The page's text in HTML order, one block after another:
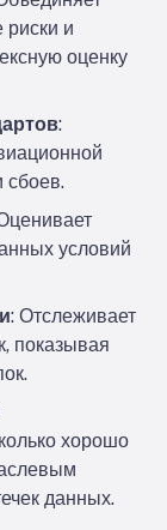
риски и
оценку
:
сбоев.
условий
: Отслеживает
показывая
хорошо
данных.